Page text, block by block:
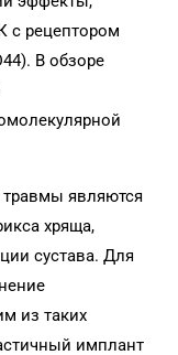
с рецептором
В обзоре
являются
хряща,
сустава. Для
из таких
имплант